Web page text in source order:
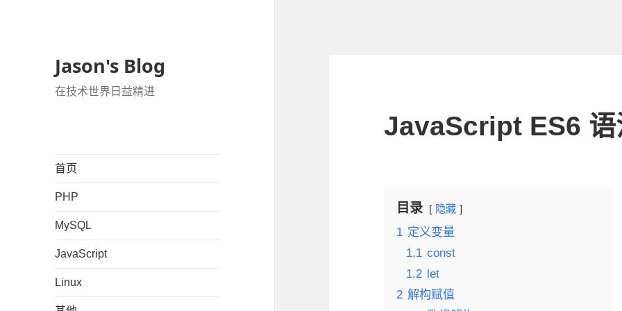
Jason's Blog
在技术世界日益精进
首页
PHP
MySQL
JavaScript
Linux
JavaScript ES6 语
目录 隐藏
1 定义变量
1.1 const
1.2 let
2 解构赋值